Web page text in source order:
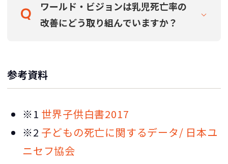
ワールド・ビジョンは乳児死亡率の
改善にどう取り組んでいますか？
参考資料
※1 世界子供白書2017
※2 子どもの死亡に関するデータ/ 日本ユ
ニセフ協会